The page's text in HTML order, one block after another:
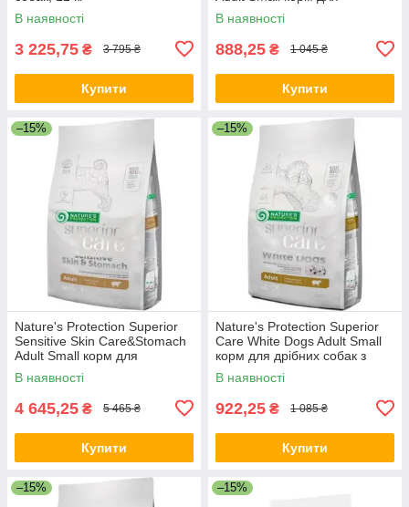
В наявності
3 225,75 ₴ 3 795 ₴
Купити
чутливих собак, 1.5 кг
В наявності
888,25 ₴ 1 045 ₴
Купити
–15%
Nature's Protection Superior
Sensitive Skin Care&Stomach
Adult Small корм для
чутливих собак, 10 кг
В наявності
4 645,25 ₴ 5 465 ₴
Купити
–15%
Nature's Protection Superior
Care White Dogs Adult Small
корм для дрібних собак з
білою шерстю, 1.5 кг
В наявності
922,25 ₴ 1 085 ₴
Купити
–15% –15%